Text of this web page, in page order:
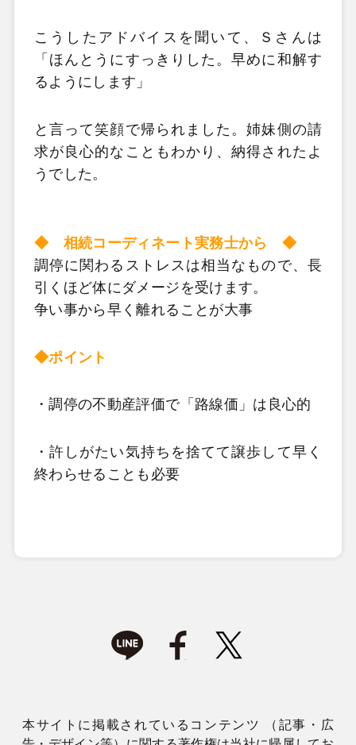
こうしたアドバイスを聞いて、Ｓさんは
「ほんとうにすっきりした。早めに和解す
るようにします」
と言って笑顔で帰られました。姉妹側の請
求が良心的なこともわかり、納得されたよ
うでした。
◆ 相続コーディネート実務士から◆
調停に関わるストレスは相当なもので、長
引くほど体にダメージを受けます。
争い事から早く離れることが大事
◆ポイント
・調停の不動産評価で「路線価」は良心的
・許しがたい気持ちを捨てて譲歩して早く
終わらせることも必要
本サイトに掲載されているコンテンツ （記事・広